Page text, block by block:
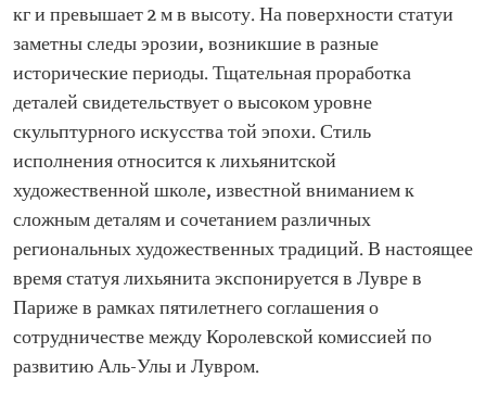
кг и превышает 2 м в высоту. На поверхности статуи
заметны следы эрозии, возникшие в разные
исторические периоды. Тщательная проработка
деталей свидетельствует о высоком уровне
скульптурного искусства той эпохи. Стиль
исполнения относится к лихьянитской
художественной школе, известной вниманием к
сложным деталям и сочетанием различных
региональных художественных традиций. В настоящее
время статуя лихьянита экспонируется в Лувре в
Париже в рамках пятилетнего соглашения о
сотрудничестве между Королевской комиссией по
развитию Аль-Улы и Лувром.